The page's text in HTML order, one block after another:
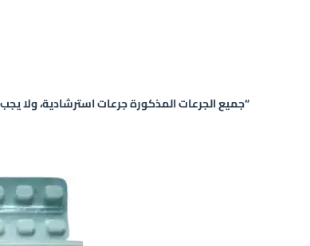
“جميع الجرعات المذكورة جرعات استرشادية، ولا